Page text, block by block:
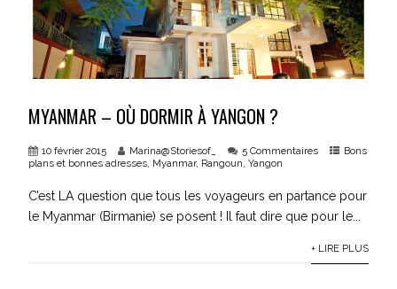
MYANMAR – OÙ DORMIR À YANGON ?
10 février 2015 Marina@Storiesof_ 5 Commentaires
Bons
plans et bonnes adresses, Myanmar, Rangoun,Yangon
C’est LA question que tous les voyageurs en partance pour
le Myanmar (Birmanie) se posent ! Il faut dire que pour le...
+ LIRE PLUS